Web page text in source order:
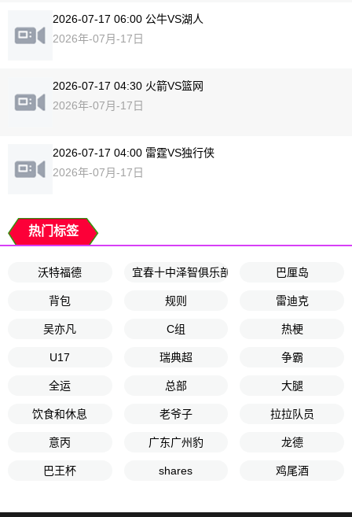
2026-07-17 06:00 公牛VS湖人
2026年-07月-17日
2026-07-17 04:30 火箭VS篮网
2026年-07月-17日
2026-07-17 04:00 雷霆VS独行侠
2026年-07月-17日
热门标签
沃特福德 宜春十中泽智俱乐部 巴厘岛
背包 规则 雷迪克
吴亦凡 C组 热梗
U17 瑞典超 争霸
全运 总部 大腿
饮食和休息 老爷子 拉拉队员
意丙 广东广州豹 龙德
巴王杯 shares 鸡尾酒